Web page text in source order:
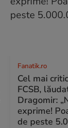
Fanatik.ro
Cel mai
FCSB,
Dragomir:
exprime!
de peste